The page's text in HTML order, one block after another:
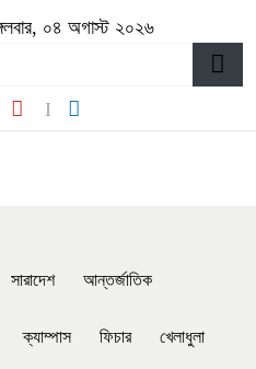
০৪ অগাস্ট ২০২৬
সারাদেশ আন্তর্জাতিক
ক্যাম্পাস ফিচার খেলাধুলা